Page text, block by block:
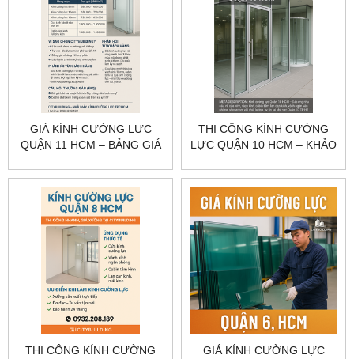
GIÁ KÍNH CƯỜNG LỰC
QUẬN 11 HCM – BẢNG GIÁ
CITYBUILDING
THI CÔNG KÍNH CƯỜNG
LỰC QUẬN 10 HCM – KHẢO
CITYBUILDING
THI CÔNG KÍNH CƯỜNG
GIÁ KÍNH CƯỜNG LỰC